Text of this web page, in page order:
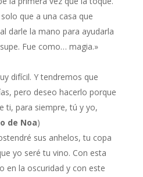
que a una casa que
darle la mano para ayudarla
Fue como… magia.»
difícil. Y tendremos que
pero deseo hacerlo porque
ti, para siempre, tú y yo,
de Noa)
sus anhelos, tu copa
yo seré tu vino. Con esta
en la oscuridad y con este